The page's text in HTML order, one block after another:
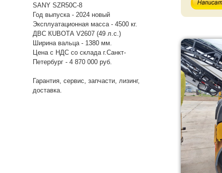
SАNY SZR50С-8
Год выпуска - 2024 новый
Эксплуатационная масса - 4500 кг.
ДВС КUВОТА V2607 (49 л.с.)
Ширина вальца - 1380 мм.
Цена с НДС со склада г.Санкт-
Петербург - 4 870 000 руб.
Гарантия, сервис, запчасти, лизинг,
доставка.